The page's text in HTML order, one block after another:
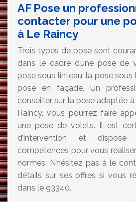
AF Pose un
contacter pour une
à Le Raincy
Trois types de pose sont
dans le cadre d’une pose de
pose sous linteau, la pose sous
pose en façade. Un
conseiller sur la pose adaptée
Raincy, vous pourrez faire
une pose de volets. Il est
d’intervention et
compétences pour vous
normes. N’hésitez pas à le
détails sur ses offres si vous
dans le 93340.